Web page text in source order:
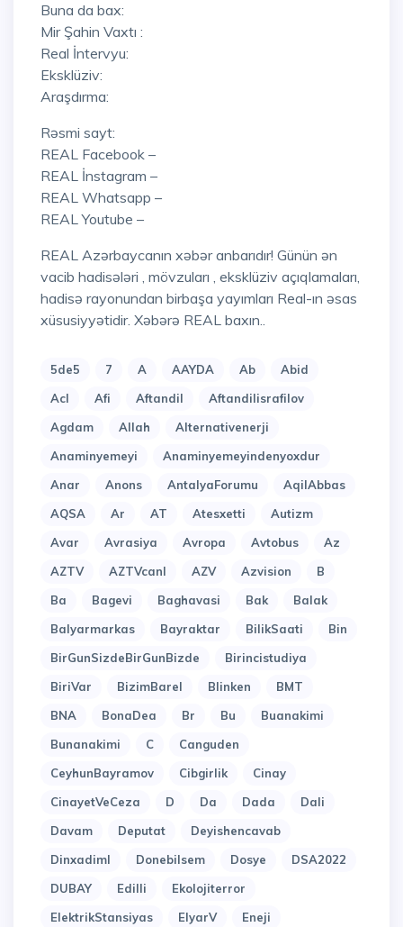
Buna da bax:
Mir Şahin Vaxtı :
Real İntervyu:
Eksklüziv:
Araşdırma:
Rəsmi sayt:
REAL Facebook –
REAL İnstagram –
REAL Whatsapp –
REAL Youtube –
REAL Azərbaycanın xəbər anbarıdır! Günün ən
vacib hadisələri , mövzuları , eksklüziv açıqlamaları,
hadisə rayonundan birbaşa yayımları Real-ın əsas
xüsusiyyətidir. Xəbərə REAL baxın..
5de5 7 A AAYDA Ab
Abid
Acl
Afi Aftandil
Aftandilisrafilov
Agdam
Allah
Alternativenerji
Anaminyemeyi
Anaminyemeyindenyoxdur
Anar
Anons AntalyaForumu
AqilAbbas
AQSA
Ar AT Atesxetti
Autizm
Avar
Avrasiya Avropa Avtobus
Az
AZTV
AZTVcanl AZV Azvision
B
Ba
Bagevi Baghavasi Bak
Balak
Balyarmarkas
Bayraktar BilikSaati
Bin
BirGunSizdeBirGunBizde
Birincistudiya
BiriVar
BizimBarel Blinken
BMT
BNA
BonaDea Br Bu
Buanakimi
Bunanakimi
C
Canguden
CeyhunBayramov
Cibgirlik
Cinay
CinayetVeCeza
D Da Dada
Dali
Davam
Deputat
Deyishencavab
Dinxadiml
Donebilsem Dosye
DSA2022
DUBAY
Edilli
Ekolojiterror
ElektrikStansiyas
ElyarV
Eneji